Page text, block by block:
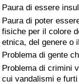
Paura di essere
Paura di poter
fisiche per il colore
etnica, del genere o
Problema di gente
Problema di crimini
cui vandalismi e furti
Indice
Indice
Nazione
Inquinamento